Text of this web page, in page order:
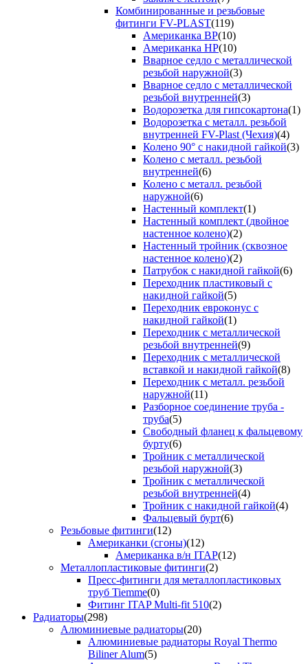
Комбинированные и резьбовые
фитинги FV-PLAST(119)
Американка ВР(10)
Американка НР(10)
Вварное седло с металлической
резьбой наружной(3)
Вварное седло с металлической
резьбой внутренней(3)
Водорозетка для гипсокартона(1)
Водорозетка с металл. резьбой
внутренней FV-Plast (Чехия)(4)
Колено 90° с накидной гайкой(3)
Колено с металл. резьбой
внутренней(6)
Колено с металл. резьбой
наружной(6)
Настенный комплект(1)
Настенный комплект (двойное
настенное колено)(2)
Настенный тройник (сквозное
настенное колено)(2)
Патрубок с накидной гайкой(6)
Переходник пластиковый с
накидной гайкой(5)
Переходник евроконус с
накидной гайкой(1)
Переходник с металлической
резьбой внутренней(9)
Переходник с металлической
вставкой и накидной гайкой(8)
Переходник с металл. резьбой
наружной(11)
Разборное соединение труба -
труба(5)
Свободный фланец к фальцевому
бурту(6)
Тройник с металлической
резьбой наружной(3)
Тройник с металлической
резьбой внутренней(4)
Тройник с накидной гайкой(4)
Фальцевый бурт(6)
Резьбовые фитинги(12)
Американки (сгоны)(12)
Американка в/н ITAP(12)
Металлопластиковые фитинги(2)
Пресс-фитинги для металлопластиковых
труб Tiemme(0)
Фитинг ITAP Multi-fit 510(2)
Радиаторы(298)
Алюминиевые радиаторы(20)
Алюминиевые радиаторы Royal Thermo
Biliner Alum(5)